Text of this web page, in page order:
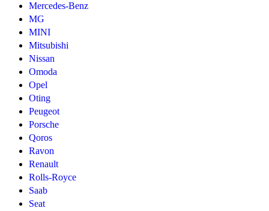
Mercedes-Benz
MG
MINI
Mitsubishi
Nissan
Omoda
Opel
Oting
Peugeot
Porsche
Qoros
Ravon
Renault
Rolls-Royce
Saab
Seat